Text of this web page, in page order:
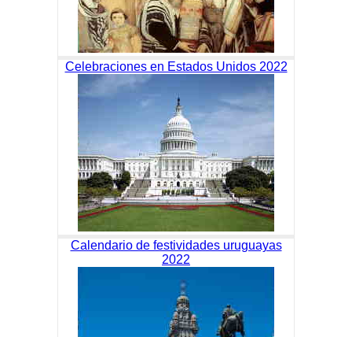
Celebraciones en Estados Unidos 2022
Calendario de festividades uruguayas
2022